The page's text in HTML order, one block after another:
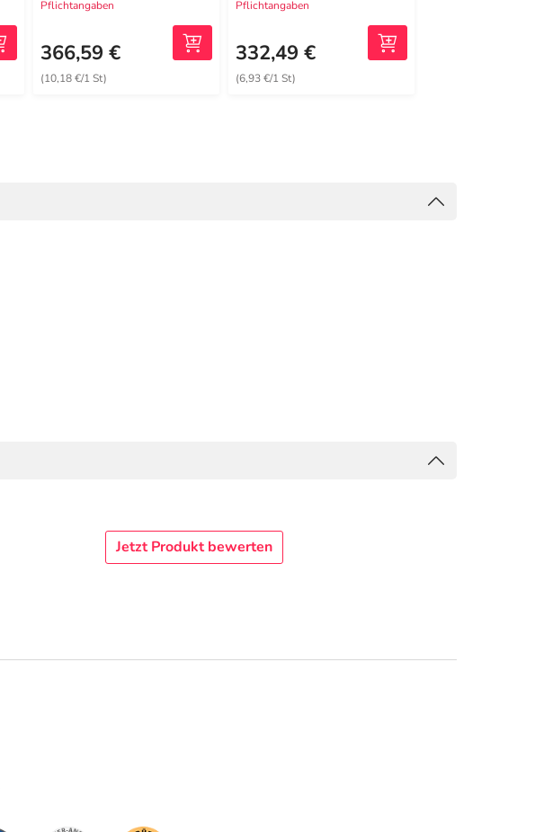
Pflichtangaben
366,59 €
(10,18 €/1 St)
Pflichtangaben
332,49 €
(6,93 €/1 St)
Jetzt Produkt bewerten